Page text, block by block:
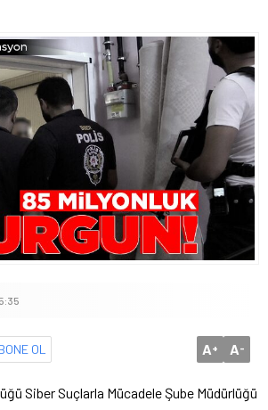
OL A+ A-
Siber Suçlarla Mücadele Şube Müdürlüğü